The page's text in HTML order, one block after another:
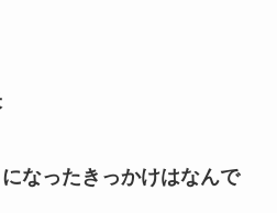
なったきっかけはなんで